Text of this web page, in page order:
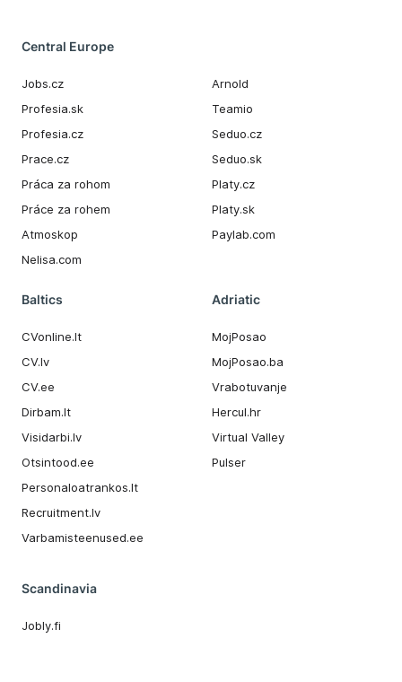
Central Europe
Jobs.cz
Profesia.sk
Profesia.cz
Prace.cz
Práca za rohom
Práce za rohem
Atmoskop
Nelisa.com
Arnold
Teamio
Seduo.cz
Seduo.sk
Platy.cz
Platy.sk
Paylab.com
Baltics
CVonline.lt
CV.lv
CV.ee
Dirbam.It
Visidarbi.lv
Otsintood.ee
Personaloatrankos.lt
Recruitment.lv
Varbamisteenused.ee
Adriatic
MojPosao
MojPosao.ba
Vrabotuvanje
Hercul.hr
Virtual Valley
Pulser
Scandinavia
Jobly.fi